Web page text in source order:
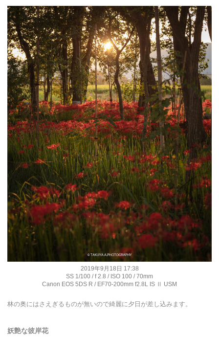
2019年9月18日 17:38
SS 1/100 / f 2.8 / ISO 100 / 70mm
Canon EOS 5DS R / EF70-200mm f2.8L IS Ⅱ USM
林の奥にはさえぎるものが無いので綺麗に夕日が差し込みます。
妖艶な彼岸花